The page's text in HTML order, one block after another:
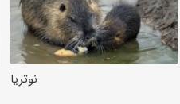
نوتریا